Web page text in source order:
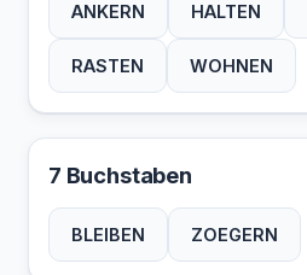
ANKERN HALTEN
RASTEN WOHNEN
7 Buchstaben
BLEIBEN ZOEGERN